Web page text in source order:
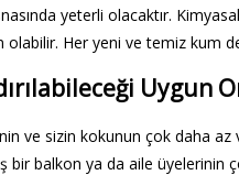
yeterli olacaktır.
olabilir. Her yeni ve temiz kum
Uygun
ve sizin kokunun çok daha
balkon ya da aile üyelerinin